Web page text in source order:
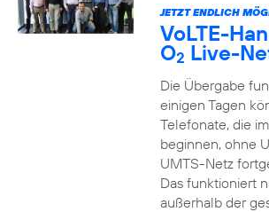
JETZT ENDLICH
VoLTE-
O2 Live-
Die Übergabe
einigen Tagen
Telefonate, die
beginnen, ohne
UMTS-Netz
Das funktioniert
außerhalb der